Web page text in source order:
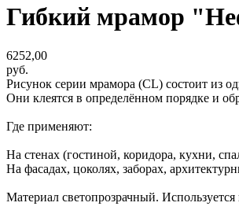
Гибкий мрамор
6252,00
руб.
Рисунок серии мрамора (CL) состоит из
Они клеятся в определённом порядке и
Где применяют:
На стенах (гостиной, коридора, кухни,
На фасадах, цоколях, заборах,
Материал светопрозрачный. Используется